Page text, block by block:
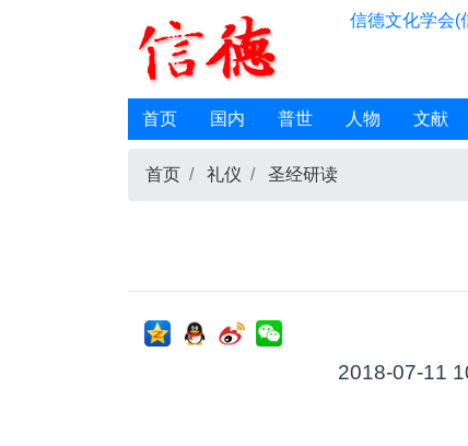
信德文化学会(
首页 国内 普世 人物 文献
首页 礼仪 圣经研读
2018-07-11